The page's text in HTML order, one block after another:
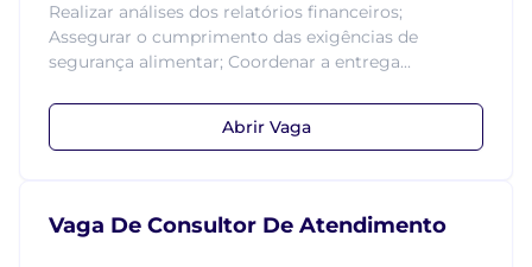
Realizar análises dos relatórios financeiros;
Assegurar o cumprimento das exigências de
segurança alimentar; Coordenar a entrega...
Abrir Vaga
Vaga De Consultor De Atendimento